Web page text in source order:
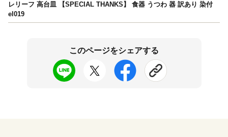
レリーフ 高台皿 【SPECIAL THANKS】 食器 うつわ 器 訳あり 染付
el019
このページをシェアする